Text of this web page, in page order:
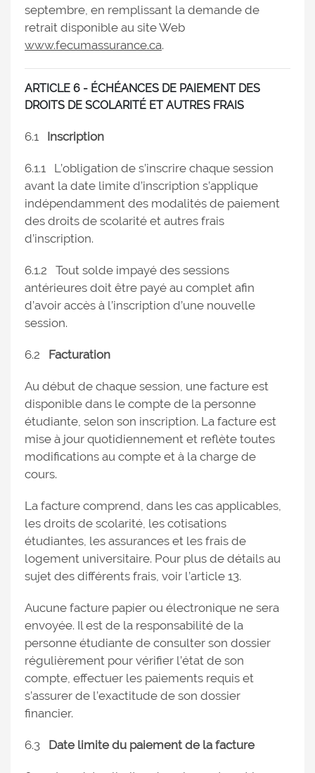
septembre, en remplissant la demande de
retrait disponible au site Web
www.fecumassurance.ca.
ARTICLE 6 - ÉCHÉANCES DE PAIEMENT DES
DROITS DE SCOLARITÉ ET AUTRES FRAIS
6.1 Inscription
6.1.1 L’obligation de s’inscrire chaque session
avant la date limite d’inscription s’applique
indépendamment des modalités de paiement
des droits de scolarité et autres frais
d’inscription.
6.1.2 Tout solde impayé des sessions
antérieures doit être payé au complet afin
d’avoir accès à l’inscription d’une nouvelle
session.
6.2 Facturation
Au début de chaque session, une facture est
disponible dans le compte de la personne
étudiante, selon son inscription. La facture est
mise à jour quotidiennement et reflète toutes
modifications au compte et à la charge de
cours.
La facture comprend, dans les cas applicables,
les droits de scolarité, les cotisations
étudiantes, les assurances et les frais de
logement universitaire. Pour plus de détails au
sujet des différents frais, voir l’article 13.
Aucune facture papier ou électronique ne sera
envoyée. Il est de la responsabilité de la
personne étudiante de consulter son dossier
régulièrement pour vérifier l’état de son
compte, effectuer les paiements requis et
s’assurer de l’exactitude de son dossier
financier.
6.3 Date limite du paiement de la facture